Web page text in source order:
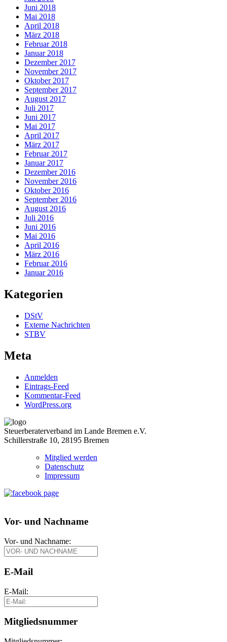
Juni 2018
Mai 2018
April 2018
März 2018
Februar 2018
Januar 2018
Dezember 2017
November 2017
Oktober 2017
September 2017
August 2017
Juli 2017
Juni 2017
Mai 2017
April 2017
März 2017
Februar 2017
Januar 2017
Dezember 2016
November 2016
Oktober 2016
September 2016
August 2016
Juli 2016
Juni 2016
Mai 2016
April 2016
März 2016
Februar 2016
Januar 2016
Kategorien
DStV
Externe Nachrichten
STBV
Meta
Anmelden
Eintrags-Feed
Kommentar-Feed
WordPress.org
Steuerberaterverband im Lande Bremen e.V.
Schillerstraße 10, 28195 Bremen
Mitglied werden
Datenschutz
Impressum
Vor- und Nachname
Vor- und Nachname:
E-Mail
E-Mail:
Mitgliedsnummer